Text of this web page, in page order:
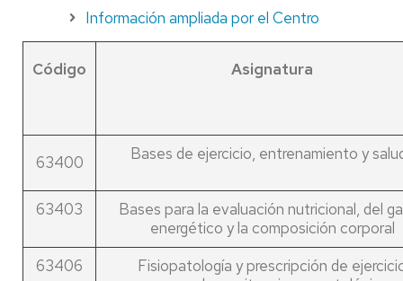
Información ampliada por el Centro
Código Asignatura
63400 Bases de ejercicio, entrenamiento y
63403
Bases para la evaluación nutricional, del
energético y la composición corporal
63406
Fisiopatología y prescripción de